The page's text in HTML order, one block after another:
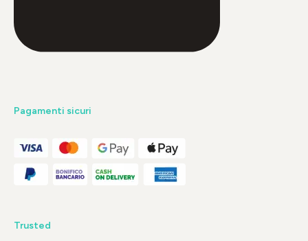
Pagamenti sicuri
Trusted